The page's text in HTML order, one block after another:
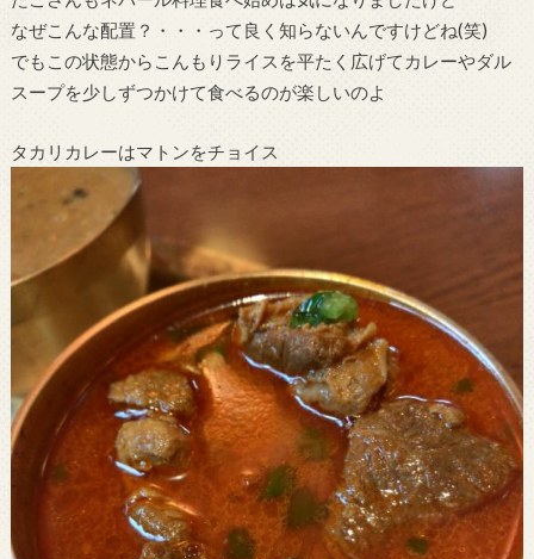
なぜこんな配置？・・・って良く知らないんですけどね(笑)
でもこの状態からこんもりライスを平たく広げてカレーやダル
スープを少しずつかけて食べるのが楽しいのよ
タカリカレーはマトンをチョイス